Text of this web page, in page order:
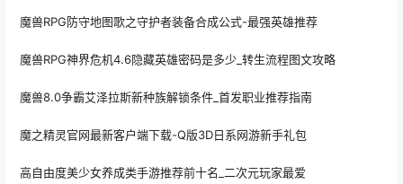
魔兽RPG防守地图歌之守护者装备合成公式-最强英雄推荐
魔兽RPG神界危机4.6隐藏英雄密码是多少_转生流程图文攻略
魔兽8.0争霸艾泽拉斯新种族解锁条件_首发职业推荐指南
魔之精灵官网最新客户端下载-Q版3D日系网游新手礼包
高自由度美少女养成类手游推荐前十名_二次元玩家最爱